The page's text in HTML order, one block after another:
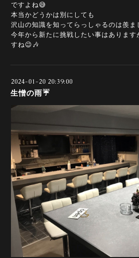
ですよね😅
本当かどうかは別にしても
沢山の知識を知ってらっしゃるのは羨ま
今年から新たに挑戦したい事はありま
すね😉🎶
2024-01-20 20:39:00
生憎の雨☔